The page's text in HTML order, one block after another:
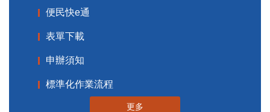
便民快e通
表單下載
申辦須知
標準化作業流程
更多